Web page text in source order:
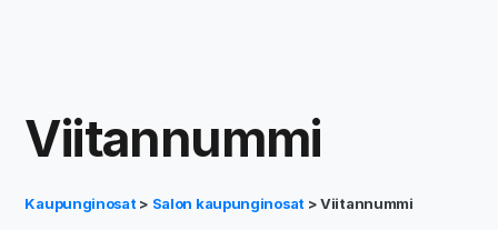
Viitannummi
Kaupunginosat > Salon kaupunginosat > Viitannummi